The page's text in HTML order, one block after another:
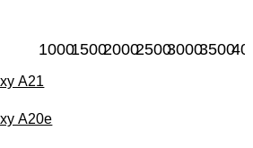
100015002000250030003500
A21
A20e